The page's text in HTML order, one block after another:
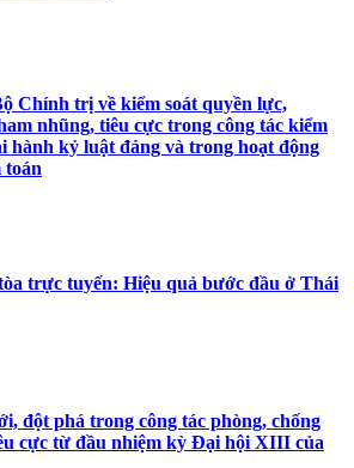
Chính trị về kiểm soát quyền lực,
nhũng, tiêu cực trong công tác kiểm
hành kỷ luật đảng và trong hoạt động
toán
trực tuyến: Hiệu quả bước đầu ở Thái
đột phá trong công tác phòng, chống
cực từ đầu nhiệm kỳ Đại hội XIII của